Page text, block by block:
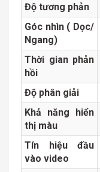
Độ tương phản
Góc nhìn ( Dọc/
Ngang)
Thời gian phản
hồi
Độ phân giải
Khả năng hiển
thị màu
Tín hiệu đầu
vào video